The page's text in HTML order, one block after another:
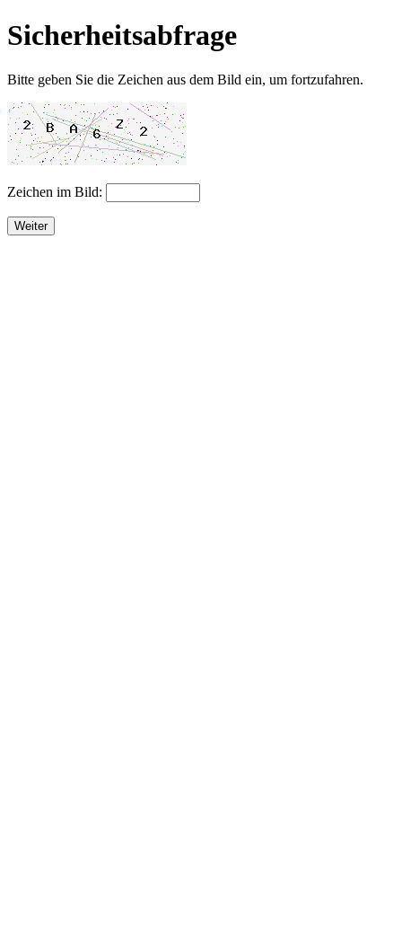
Sicherheitsabfrage
Bitte geben Sie die Zeichen aus dem Bild ein, um fortzufahren.
Zeichen im Bild:
Weiter